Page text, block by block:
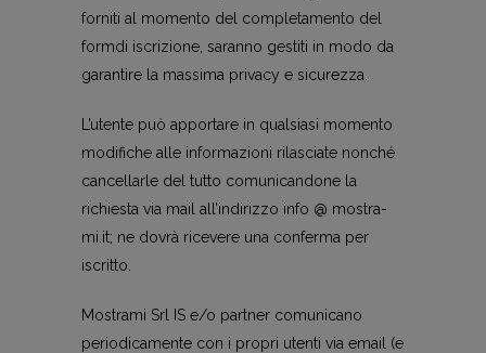
forniti al momento del completamento del
formdi iscrizione, saranno gestiti in modo da
garantire la massima privacy e sicurezza.
L’utente può apportare in qualsiasi momento
modifiche alle informazioni rilasciate nonché
cancellarle del tutto comunicandone la
richiesta via mail all’indirizzo info @ mostra-
mi.it; ne dovrà ricevere una conferma per
iscritto.
Mostrami Srl IS e/o partner comunicano
periodicamente con i propri utenti via email (e